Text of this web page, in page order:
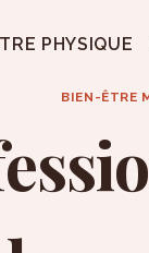
PHYSIQUE
BIEN-ÊTRE